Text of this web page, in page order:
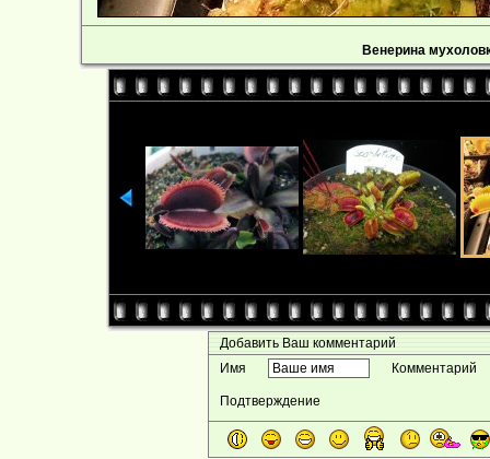
Венерина
Добавить Ваш комментарий
Имя
Комментарий
Подтверждение